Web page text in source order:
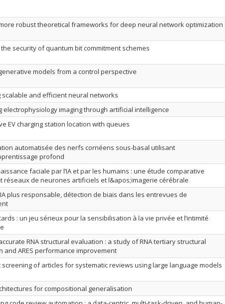
robust theoretical frameworks for deep neural network optimization
security of quantum bit commitment schemes
models from a control perspective
scalable and efficient neural networks
electrophysiology imaging through artificial intelligence
EV charging station location with queues
automatisée des nerfs cornéens sous-basal utilisant
profond
faciale par l’IA et par les humains : une étude comparative
réseaux de neurones artificiels et l&apos;imagerie cérébrale
plus responsable, détection de biais dans les entrevues de
: un jeu sérieux pour la sensibilisation à la vie privée et l’intimité
RNA structural evaluation : a study of RNA tertiary structural
and ARES performance improvement
screening of articles for systematic reviews using large language models
for compositional generalisation